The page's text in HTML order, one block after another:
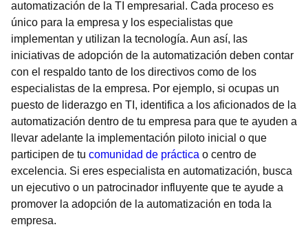
automatización de la TI empresarial. Cada proceso es
único para la empresa y los especialistas que
implementan y utilizan la tecnología. Aun así, las
iniciativas de adopción de la automatización deben contar
con el respaldo tanto de los directivos como de los
especialistas de la empresa. Por ejemplo, si ocupas un
puesto de liderazgo en TI, identifica a los aficionados de la
automatización dentro de tu empresa para que te ayuden a
llevar adelante la implementación piloto inicial o que
participen de tu comunidad de práctica o centro de
excelencia. Si eres especialista en automatización, busca
un ejecutivo o un patrocinador influyente que te ayude a
promover la adopción de la automatización en toda la
empresa.